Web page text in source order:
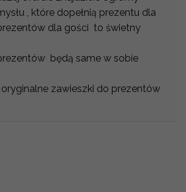
, które dopełnią prezentu dla
dla gości to świetny
będą same w sobie
zawieszki do prezentów